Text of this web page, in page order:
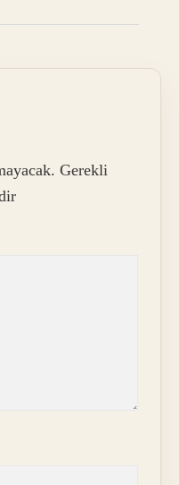
Gerekli